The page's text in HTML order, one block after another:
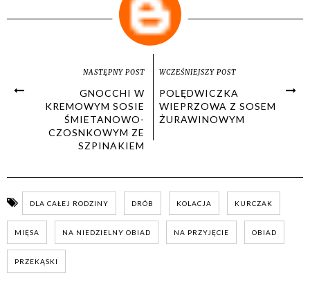
NASTĘPNY POST
GNOCCHI W
KREMOWYM SOSIE
ŚMIETANOWO-
CZOSNKOWYM ZE
SZPINAKIEM
WCZEŚNIEJSZY POST
POLĘDWICZKA
WIEPRZOWA Z SOSEM
ŻURAWINOWYM
DLA CAŁEJ RODZINY DRÓB KOLACJA KURCZAK
MIĘSA NA NIEDZIELNY OBIAD NA PRZYJĘCIE OBIAD
PRZEKĄSKI